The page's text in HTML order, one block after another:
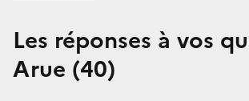
Les réponses à vos
Arue (40)